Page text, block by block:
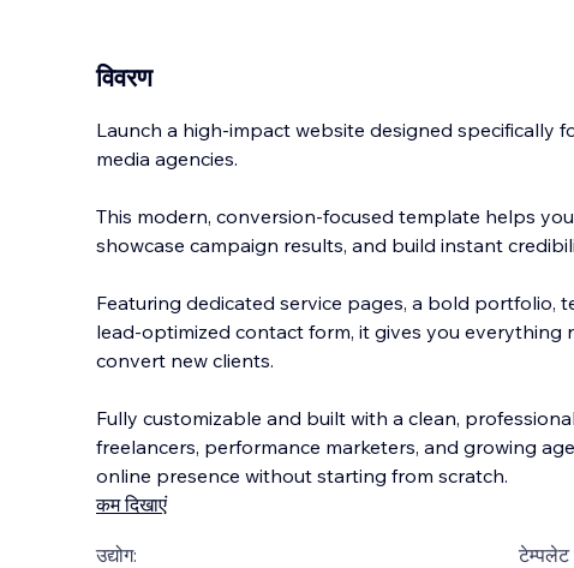
विवरण
Launch a high-impact website designed specifically
media agencies.
This modern, conversion-focused template helps
showcase campaign results, and build instant
Featuring dedicated service pages, a bold portfolio,
lead-optimized contact form, it gives you everything
convert new clients.
Fully customizable and built with a clean,
freelancers, performance marketers, and growing
online presence without starting from scratch.
कम दिखाएं
उद्योग:
टेम्पलेट